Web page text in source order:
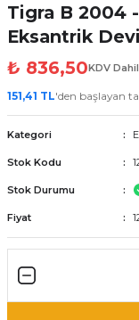
Tigra B 2004
Eksantrik
₺ 836,50KDV Dahil
151,41 TL'den başlayan
Kategori
Stok Kodu
Stok Durumu
Fiyat